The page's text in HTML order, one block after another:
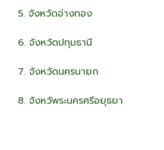
5. จังหวัดอ่างทอง
6. จังหวัดปทุมธานี
7. จังหวัดนครนายก
8. จังหวัพระนครศรีอยุธยา